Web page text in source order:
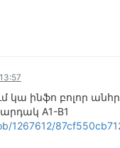
կա ինֆո բոլոր
A1-B1
1267612/